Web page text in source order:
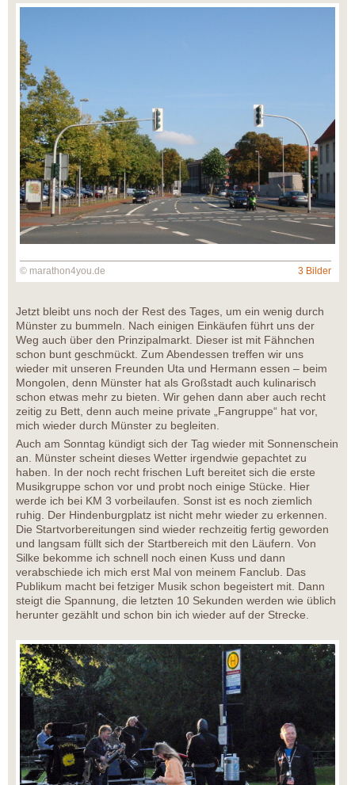
© marathon4you.de 3 Bilder
Jetzt bleibt uns noch der Rest des Tages, um ein wenig durch
Münster zu bummeln. Nach einigen Einkäufen führt uns der
Weg auch über den Prinzipalmarkt. Dieser ist mit Fähnchen
schon bunt geschmückt. Zum Abendessen treffen wir uns
wieder mit unseren Freunden Uta und Hermann essen – beim
Mongolen, denn Münster hat als Großstadt auch kulinarisch
schon etwas mehr zu bieten. Wir gehen dann aber auch recht
zeitig zu Bett, denn auch meine private „Fangruppe“ hat vor,
mich wieder durch Münster zu begleiten.
Auch am Sonntag kündigt sich der Tag wieder mit Sonnenschein
an. Münster scheint dieses Wetter irgendwie gepachtet zu
haben. In der noch recht frischen Luft bereitet sich die erste
Musikgruppe schon vor und probt noch einige Stücke. Hier
werde ich bei KM 3 vorbeilaufen. Sonst ist es noch ziemlich
ruhig. Der Hindenburgplatz ist nicht mehr wieder zu erkennen.
Die Startvorbereitungen sind wieder rechzeitig fertig geworden
und langsam füllt sich der Startbereich mit den Läufern. Von
Silke bekomme ich schnell noch einen Kuss und dann
verabschiede ich mich erst Mal von meinem Fanclub. Das
Publikum macht bei fetziger Musik schon begeistert mit. Dann
steigt die Spannung, die letzten 10 Sekunden werden wie üblich
herunter gezählt und schon bin ich wieder auf der Strecke.